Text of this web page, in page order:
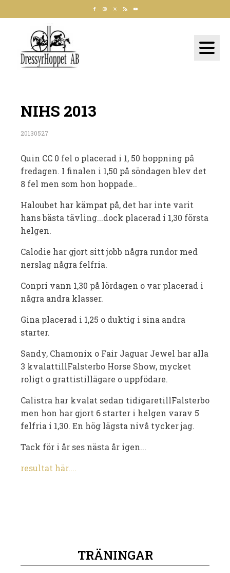
NIHS 2013
20130527
Quin CC 0 fel o placerad i 1, 50 hoppning på
fredagen. I finalen i 1,50 på söndagen blev det
8 fel men som hon hoppade..
Haloubet har kämpat på, det har inte varit
hans bästa tävling...dock placerad i 1,30 första
helgen.
Calodie har gjort sitt jobb några rundor med
nerslag några felfria.
Conpri vann 1,30 på lördagen o var placerad i
några andra klasser.
Gina placerad i 1,25 o duktig i sina andra
starter.
Sandy, Chamonix o Fair Jaguar Jewel har alla
3 kvalattillFalsterbo Horse Show, mycket
roligt o grattistillägare o uppfödare.
Calistra har kvalat sedan tidigaretillFalsterbo
men hon har gjort 6 starter i helgen varav 5
felfria i 1,30. En hög lägsta nivå tycker jag.
Tack för i år ses nästa år igen...
resultat här....
TRÄNINGAR